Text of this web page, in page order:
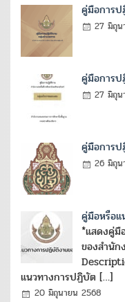
คู่มือการ
27 มิถุ
คู่มือการ
27 มิถุ
คู่มือการป
26 มิถุ
คู่มือหรือแ
*แสดงคู่มื
ของสำนัก
แนวทางการปฏิบัต […]
20 มิถุนายน 2568